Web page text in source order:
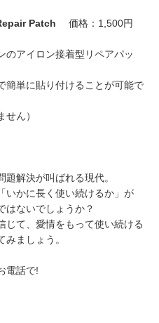
Patch 価格：1,500円
のアイロン接着型リペアパッ
簡単に貼り付けることが可能で
ん）
解決が叫ばれる現代。
いかに長く使い続けるか」が
はないでしょうか？
じて、愛情をもって使い続ける
ましょう。
電話で!